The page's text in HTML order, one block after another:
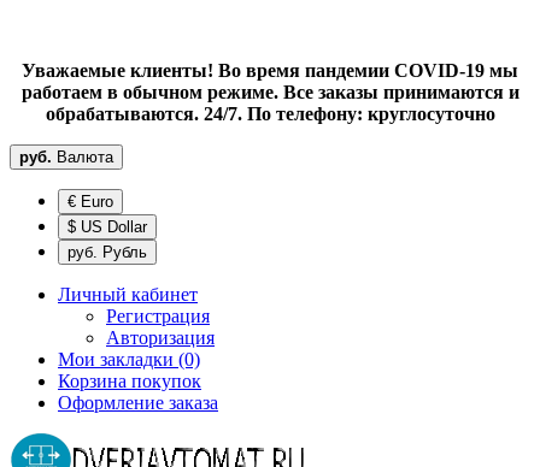
Уважаемые клиенты! Во время пандемии COVID-19 мы
работаем в обычном режиме. Все заказы принимаются и
обрабатываются. 24/7. По телефону: круглосуточно
руб. Валюта
€ Euro
$ US Dollar
руб. Рубль
Личный кабинет
Регистрация
Авторизация
Мои закладки (0)
Корзина покупок
Оформление заказа